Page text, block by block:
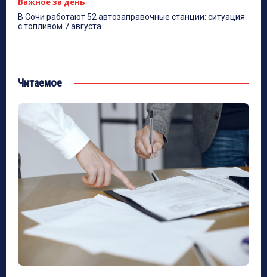
В Сочи работают 52 автозаправочные станции: ситуация
с топливом 7 августа
Читаемое